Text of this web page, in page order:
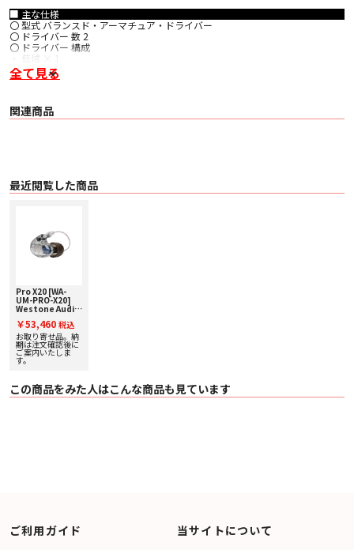
■ 主な仕様
〇 型式 バランスド・アーマチュア・ドライバー
〇 ドライバー 数 2
〇 ドライバー 構成
・ 低域 × 1
・ 高域 × 1
〇 感度（1kHz） 119dB/1mW
〇 パッシブノイズ減衰 25dB
・ STAR™ シリコンイヤーチップ【3サイズ】
・ TRUE FIT™ シリコンイヤーチップ【3サイズ】
全て見る
関連商品
最近閲覧した商品
Pro X20 [WA-
UM-PRO-X20]
Westone Audio
ディオ] カナル型
イヤホン 下取り査
定額20%アップ実
施中！
￥53,460 税込
お取り寄せ品。納
期は注文確認後に
ご案内いたしま
す。
この商品をみた人はこんな商品も見ています
ご利用ガイド 当サイトについて